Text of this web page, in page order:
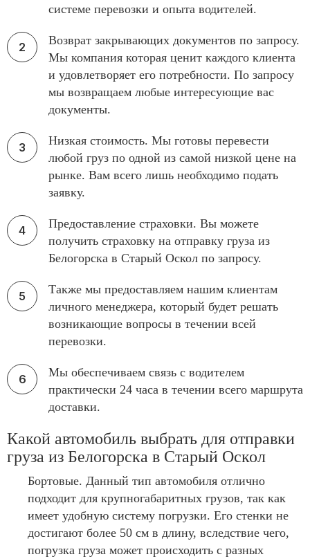
системе перевозки и опыта водителей.
Возврат закрывающих документов по запросу.
Мы компания которая ценит каждого клиента
и удовлетворяет его потребности. По запросу
мы возвращаем любые интересующие вас
документы.
Низкая стоимость. Мы готовы перевести
любой груз по одной из самой низкой цене на
рынке. Вам всего лишь необходимо подать
заявку.
Предоставление страховки. Вы можете
получить страховку на отправку груза из
Белогорска в Старый Оскол по запросу.
Также мы предоставляем нашим клиентам
личного менеджера, который будет решать
возникающие вопросы в течении всей
перевозки.
Мы обеспечиваем связь с водителем
практически 24 часа в течении всего маршрута
доставки.
Какой автомобиль выбрать для отправки
груза из Белогорска в Старый Оскол
Бортовые. Данный тип автомобиля отлично
подходит для крупногабаритных грузов, так как
имеет удобную систему погрузки. Его стенки не
достигают более 50 см в длину, вследствие чего,
погрузка груза может происходить с разных